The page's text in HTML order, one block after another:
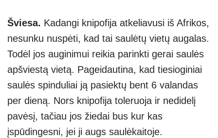
Šviesa. Kadangi knipofija atkeliavusi iš Afrikos,
nesunku nuspėti, kad tai saulėtų vietų augalas.
Todėl jos auginimui reikia parinkti gerai saulės
apšviestą vietą. Pageidautina, kad tiesioginiai
saulės spinduliai ją pasiektų bent 6 valandas
per dieną. Nors knipofija toleruoja ir nedidelį
pavėsį, tačiau jos žiedai bus kur kas
įspūdingesni, jei ji augs saulėkaitoje.